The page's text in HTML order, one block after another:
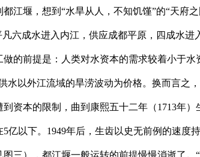
江堰，想到“水旱从人，不知饥馑”的“天
六成水进入内江，供应成都平原，四成水
的前提是：人类对水资本的需求较着小于
水以外江流域的旱涝波动为价格。换而言
资本的限制，曲到康熙五十二年（1713年
亿以下。1949年后，生齿以史无前例的速